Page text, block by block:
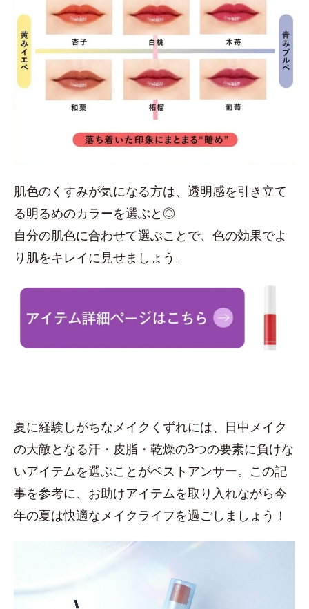
肌色のくすみが気になる方は、透明感を引き立て
る明るめのカラーを選ぶと◎
自分の肌色に合わせて選ぶことで、色の効果でよ
り肌をキレイに見せましょう。
夏に経験しがちなメイクくずれには、日中メイク
の大敵となる汗・皮脂・乾燥の3つの要素に負けな
いアイテムを選ぶことがベストアンサー。この記
事を参考に、お助けアイテムを取り入れながら今
年の夏は快適なメイクライフを過ごしましょう！